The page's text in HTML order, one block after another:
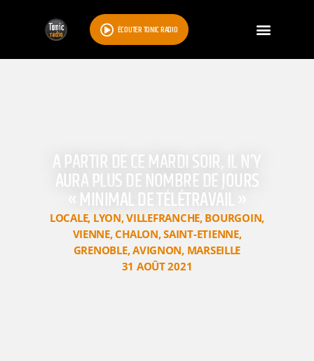
ÉCOUTER TONIC RADIO
A PARTIR DE CE MARDI SOIR, IL N’Y
AURA PLUS DE NOMBRE DE JOURS
« MINIMAL DE TÉLÉTRAVAIL »
LOCALE, LYON,VILLEFRANCHE, BOURGOIN,
VIENNE,CHALON,SAINT-ETIENNE,
GRENOBLE,AVIGNON, MARSEILLE
31 AOÛT 2021